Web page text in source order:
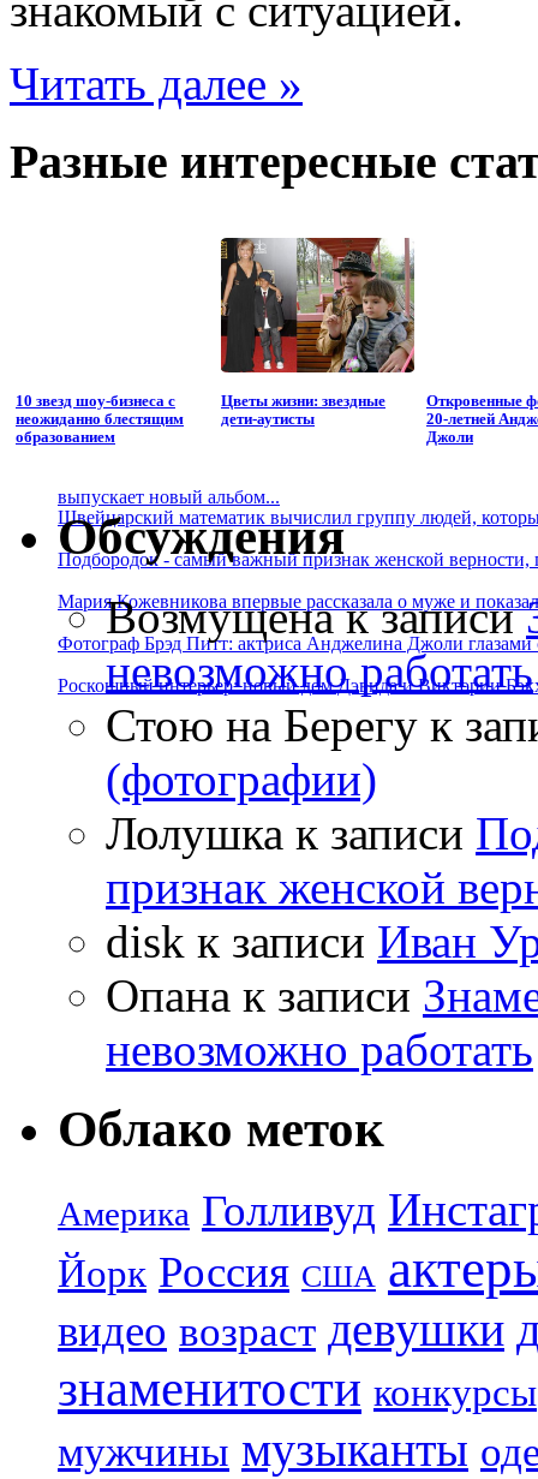
знакомый с ситуацией.
Читать далее »
Разные интересные
10 звезд шоу-бизнеса с
неожиданно блестящим
образованием
Цветы жизни: звездные
дети-аутисты
Откровенные
20-летней
Джоли
выпускает новый альбом...
Швейцарский математик вычислил группу людей,
Подбородок - самый важный признак женской
Мария Кожевникова впервые рассказала о муже и
Фотограф Брэд Питт: актриса Анджелина Джоли глазами
Роскошный интерьер: новый дом Дэвида и Виктории
Обсуждения
Возмущенак записи
невозможно работать
Стою на Берегу к
(фотографии)
Лолушка к записи
признак женской
disk к записи Иван
Опана к записи
невозможно работать
Облако меток
Америка Голливуд
Йорк Россия США
видео возраст девушки
знаменитости конкурсы
мужчины музыканты